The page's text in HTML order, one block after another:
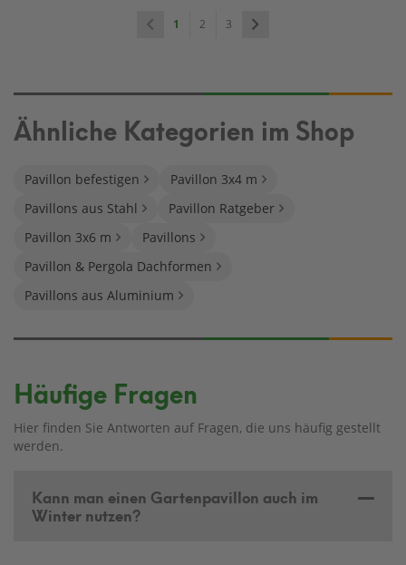
1 2 3
Ähnliche Kategorien im Shop
Pavillon befestigen
Pavillon 3x4 m
Pavillons aus Stahl
Pavillon Ratgeber
Pavillon 3x6 m
Pavillons
Pavillon & Pergola Dachformen
Pavillons aus Aluminium
Häufige Fragen
Hier finden Sie Antworten auf Fragen, die uns häufig gestellt
werden.
Kann man einen Gartenpavillon auch im
Winter nutzen?